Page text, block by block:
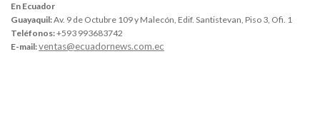
En Ecuador
Guayaquil:Av. 9 de Octubre 109 y Malecón, Edif. Santistevan, Piso 3, Ofi. 1
Teléfonos:+593 993683742
E-mail:ventas@ecuadornews.com.ec